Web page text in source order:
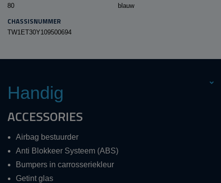
80 blauw
CHASSISNUMMER
TW1ET30Y109500694
Handig
ACCESSORIES
Airbag bestuurder
Anti Blokkeer Systeem (ABS)
Bumpers in carrosseriekleur
Getint glas